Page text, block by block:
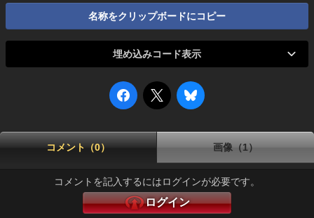
名称をクリップボードにコピー
埋め込みコード表示
コメント（0） 画像（1）
コメントを記入するにはログインが必要です。
ログイン